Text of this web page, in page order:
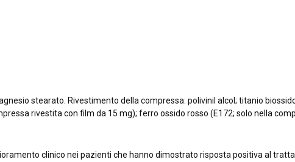
stearato. Rivestimento della compressa: polivinil alcol; titanio
rivestita con film da 15 mg); ferro ossido rosso (E172; solo nella
clinico nei pazienti che hanno dimostrato risposta positiva al